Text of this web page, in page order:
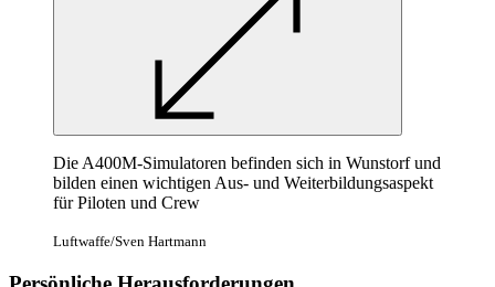
Die A400M-Simulatoren befinden sich in Wunstorf und
bilden einen wichtigen Aus- und Weiterbildungsaspekt
für Piloten und Crew
Luftwaffe/Sven Hartmann